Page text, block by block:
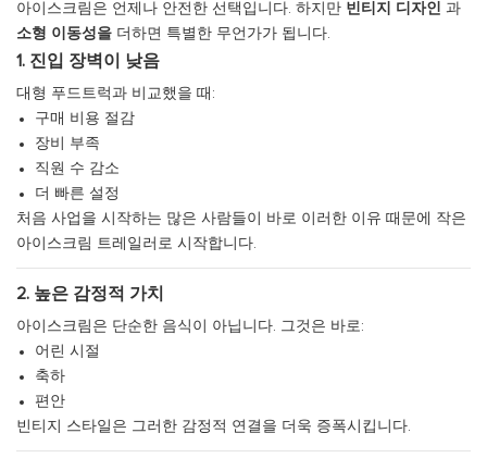
아이스크림은 언제나 안전한 선택입니다. 하지만 빈티지 디자인 과
소형 이동성을 더하면 특별한 무언가가 됩니다.
1. 진입 장벽이 낮음
대형 푸드트럭과 비교했을 때:
구매 비용 절감
장비 부족
직원 수 감소
더 빠른 설정
처음 사업을 시작하는 많은 사람들이 바로 이러한 이유 때문에 작은
아이스크림 트레일러로 시작합니다.
2. 높은 감정적 가치
아이스크림은 단순한 음식이 아닙니다. 그것은 바로:
어린 시절
축하
편안
빈티지 스타일은 그러한 감정적 연결을 더욱 증폭시킵니다.